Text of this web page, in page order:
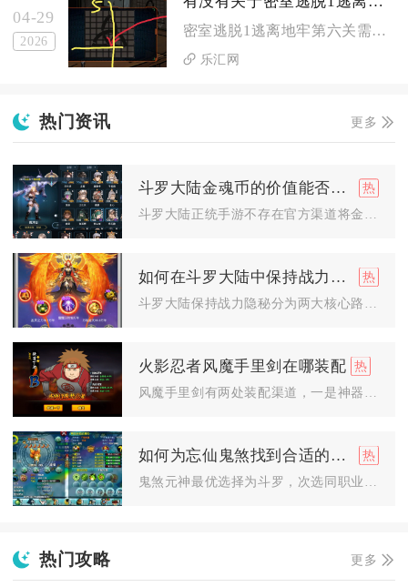
04-29
2026
密室逃脱1逃离地牢第六关需按收集道具、组合工具、破解机关、解...
乐汇网
热门资讯 更多
斗罗大陆金魂币的价值能否转化为人民币
如何在斗罗大陆中保持战力隐秘
火影忍者风魔手里剑在哪装配
如何为忘仙鬼煞找到合适的元神
热门攻略 更多